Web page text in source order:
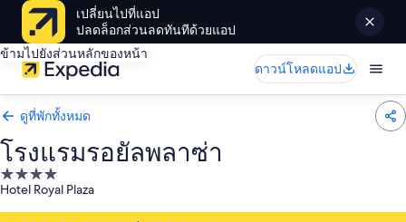
เปลี่ยนไปที่แอป
ปลดล็อกส่วนลดทันทีด้วยแอป
ข้ามไปยังส่วนหลักของหน้า
ดาวน์โหลดแอป
ดูที่พักทั้งหมด
โรงแรมรอยัลพลาซ่า
ที่พัก
4.0
Hotel Royal Plaza